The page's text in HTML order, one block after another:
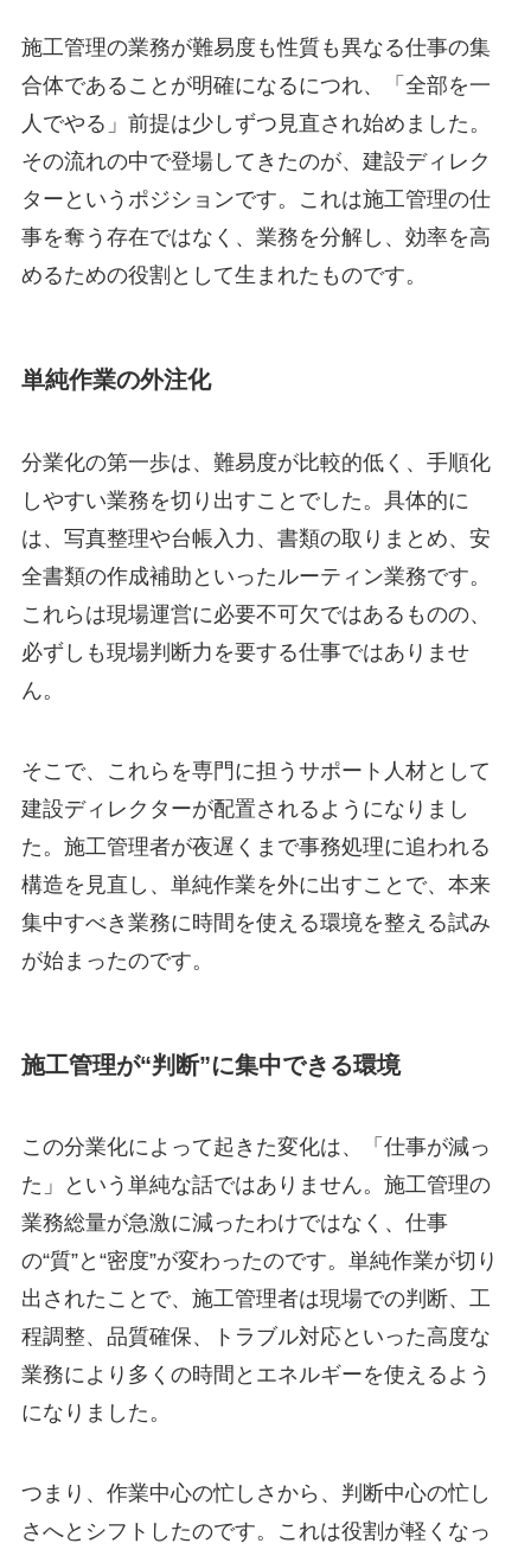
施工管理の業務が難易度も性質も異なる仕事の集
合体であることが明確になるにつれ、「全部を一
人でやる」前提は少しずつ見直され始めました。
その流れの中で登場してきたのが、建設ディレク
ターというポジションです。これは施工管理の仕
事を奪う存在ではなく、業務を分解し、効率を高
めるための役割として生まれたものです。
単純作業の外注化
分業化の第一歩は、難易度が比較的低く、手順化
しやすい業務を切り出すことでした。具体的に
は、写真整理や台帳入力、書類の取りまとめ、安
全書類の作成補助といったルーティン業務です。
これらは現場運営に必要不可欠ではあるものの、
必ずしも現場判断力を要する仕事ではありませ
ん。
そこで、これらを専門に担うサポート人材として
建設ディレクターが配置されるようになりまし
た。施工管理者が夜遅くまで事務処理に追われる
構造を見直し、単純作業を外に出すことで、本来
集中すべき業務に時間を使える環境を整える試み
が始まったのです。
施工管理が“判断”に集中できる環境
この分業化によって起きた変化は、「仕事が減っ
た」という単純な話ではありません。施工管理の
業務総量が急激に減ったわけではなく、仕事
の“質”と“密度”が変わったのです。単純作業が切り
出されたことで、施工管理者は現場での判断、工
程調整、品質確保、トラブル対応といった高度な
業務により多くの時間とエネルギーを使えるよう
になりました。
つまり、作業中心の忙しさから、判断中心の忙し
さへとシフトしたのです。これは役割が軽くなっ